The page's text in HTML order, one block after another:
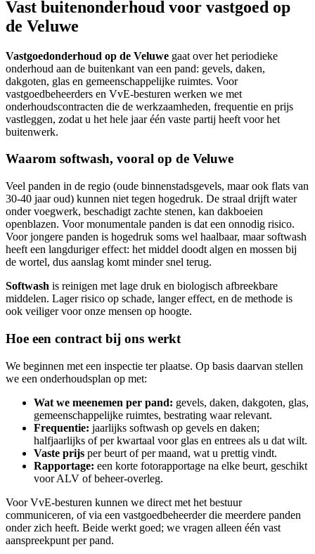
Vast buitenonderhoud voor vastgoed op
de Veluwe
Vastgoedonderhoud op de Veluwe gaat over het periodieke
onderhoud aan de buitenkant van een pand: gevels, daken,
dakgoten, glas en gemeenschappelijke ruimtes. Voor
vastgoedbeheerders en VvE-besturen werken we met
onderhoudscontracten die de werkzaamheden, frequentie en prijs
vastleggen, zodat u het hele jaar één vaste partij heeft voor het
buitenwerk.
Waarom softwash, vooral op de Veluwe
Veel panden in de regio (oude binnenstadsgevels, maar ook flats van
30-40 jaar oud) kunnen niet tegen hogedruk. De straal drijft water
onder voegwerk, beschadigt zachte stenen, kan dakboeien
openblazen. Voor monumentale panden is dat een onnodig risico.
Voor jongere panden is hogedruk soms wel haalbaar, maar softwash
heeft een langduriger effect: het middel doodt algen en mossen bij
de wortel, dus aanslag komt minder snel terug.
Softwash is reinigen met lage druk en biologisch afbreekbare
middelen. Lager risico op schade, langer effect, en de methode is
ook veiliger voor onze mensen op hoogte.
Hoe een contract bij ons werkt
We beginnen met een inspectie ter plaatse. Op basis daarvan stellen
we een onderhoudsplan op met:
Wat we meenemen per pand: gevels, daken, dakgoten, glas,
gemeenschappelijke ruimtes, bestrating waar relevant.
Frequentie: jaarlijks softwash op gevels en daken;
halfjaarlijks of per kwartaal voor glas en entrees als u dat wilt.
Vaste prijs per beurt of per maand, wat u prettig vindt.
Rapportage: een korte fotorapportage na elke beurt, geschikt
voor ALV of beheer-overleg.
Voor VvE-besturen kunnen we direct met het bestuur
communiceren, of via een vastgoedbeheerder die meerdere panden
onder zich heeft. Beide werkt goed; we vragen alleen één vast
aanspreekpunt per pand.